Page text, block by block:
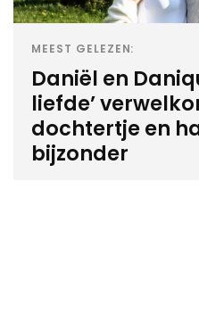
MEEST GELEZEN:
Daniël en
liefde’
dochtertje en
bijzonder